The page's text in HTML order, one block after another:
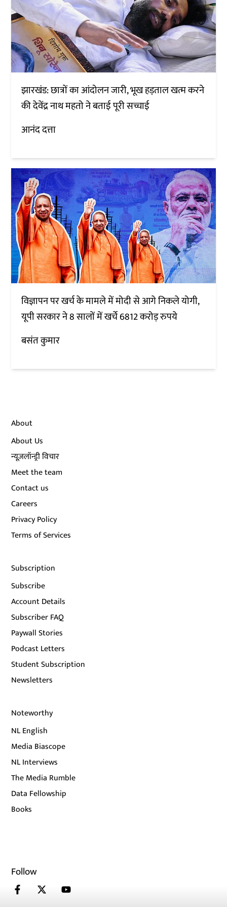
झारखंड: छात्रों का आंदोलन जारी, भूख हड़ताल खत्म करने
की देवेंद्र नाथ महतो ने बताई पूरी सच्चाई
आनंद दत्ता
विज्ञापन पर खर्च के मामले में मोदी से आगे निकले योगी,
यूपी सरकार ने 8 सालों में खर्चे 6812 करोड़ रुपये
बसंत कुमार
About
About Us
न्यूज़लॉन्ड्री विचार
Meet the team
Contact us
Careers
Privacy Policy
Terms of Services
Subscription
Subscribe
Account Details
Subscriber FAQ
Paywall Stories
Podcast Letters
Student Subscription
Newsletters
Noteworthy
NL English
Media Biascope
NL Interviews
The Media Rumble
Data Fellowship
Books
Follow